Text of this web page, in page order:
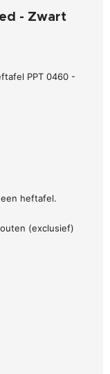
- Zwart
PPT 0460 -
heftafel.
(exclusief)